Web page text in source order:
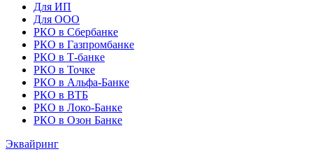
Для ИП
Для ООО
РКО в Сбербанке
РКО в Газпромбанке
РКО в Т-банке
РКО в Точке
РКО в Альфа-Банке
РКО в ВТБ
РКО в Локо-Банке
РКО в Озон Банке
Эквайринг